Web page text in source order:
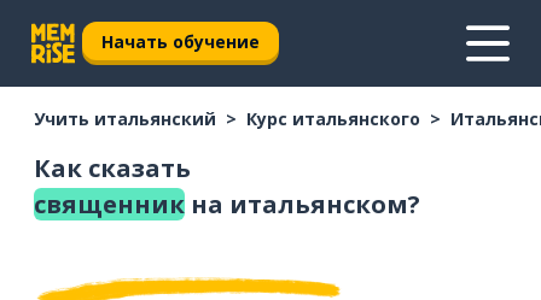
Начать обучение
Учить итальянский Курс итальянского
Как сказать
священник на итальянском?